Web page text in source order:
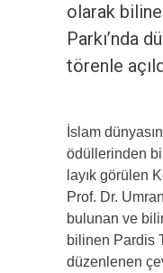
olarak
Parkı’nda
törenle
İslam
ödüllerinden
layık görülen
Prof. Dr.
bulunan ve
bilinen Pardis
düzenlenen